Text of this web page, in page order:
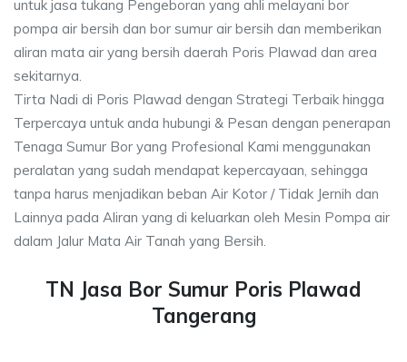
untuk jasa tukang Pengeboran yang ahli melayani bor
pompa air bersih dan bor sumur air bersih dan memberikan
aliran mata air yang bersih daerah Poris Plawad dan area
sekitarnya.
Tirta Nadi di Poris Plawad dengan Strategi Terbaik hingga
Terpercaya untuk anda hubungi & Pesan dengan penerapan
Tenaga Sumur Bor yang Profesional Kami menggunakan
peralatan yang sudah mendapat kepercayaan, sehingga
tanpa harus menjadikan beban Air Kotor / Tidak Jernih dan
Lainnya pada Aliran yang di keluarkan oleh Mesin Pompa air
dalam Jalur Mata Air Tanah yang Bersih.
TN Jasa Bor Sumur Poris Plawad
Tangerang